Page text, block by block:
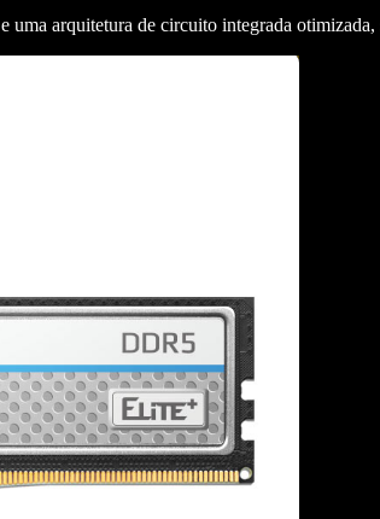
e uma arquitetura de circuito integrada